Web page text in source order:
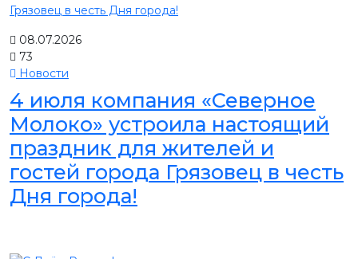
08.07.2026
73
Новости
4 июля компания «Северное
Молоко» устроила настоящий
праздник для жителей и
гостей города Грязовец в честь
Дня города!